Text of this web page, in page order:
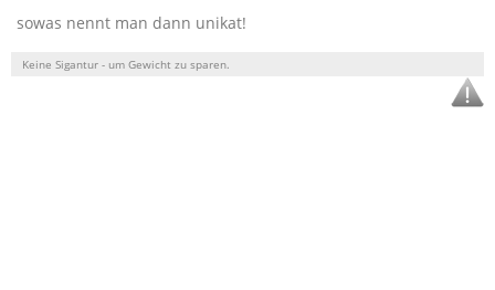
sowas nennt man dann unikat!
Keine Sigantur - um Gewicht zu sparen.